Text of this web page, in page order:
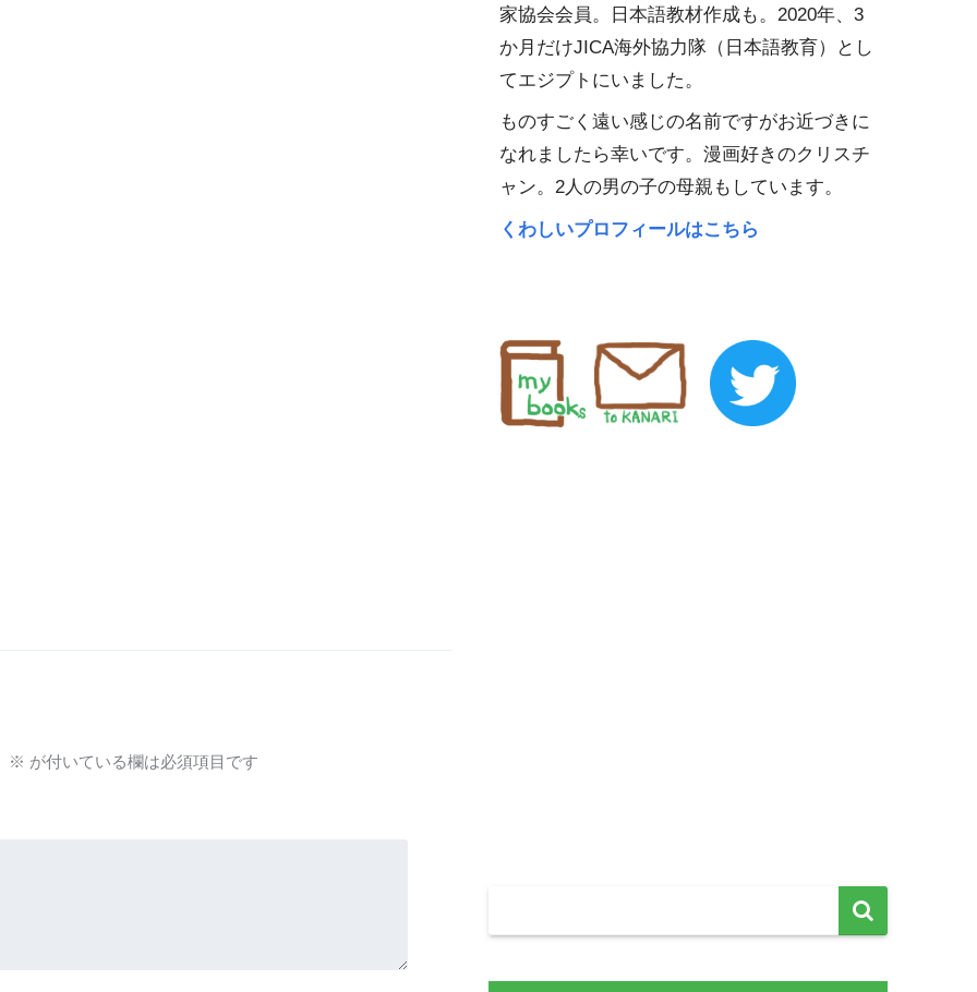
※ が付いている欄は必須項目です
家協会会員。日本語教材作成も。2020年、3
か月だけJICA海外協力隊（日本語教育）とし
てエジプトにいました。
ものすごく遠い感じの名前ですがお近づきに
なれましたら幸いです。漫画好きのクリスチ
ャン。2人の男の子の母親もしています。
くわしいプロフィールはこちら